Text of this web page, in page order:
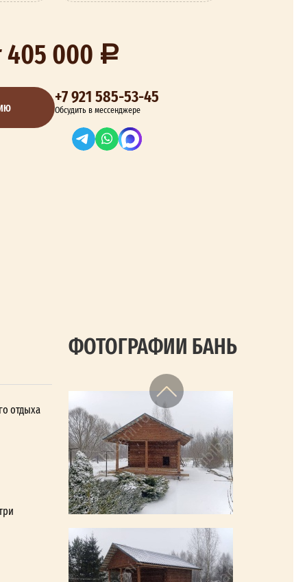
405 000
+7 921 585-53-45
Обсудить в мессенджере
отдыха
ФОТОГРАФИИ БАНЬ